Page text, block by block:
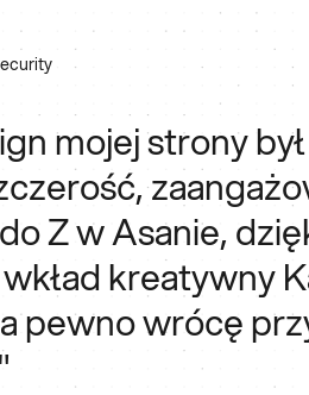
mojej strony
Z w Asanie,
kreatywny
pewno wrócę